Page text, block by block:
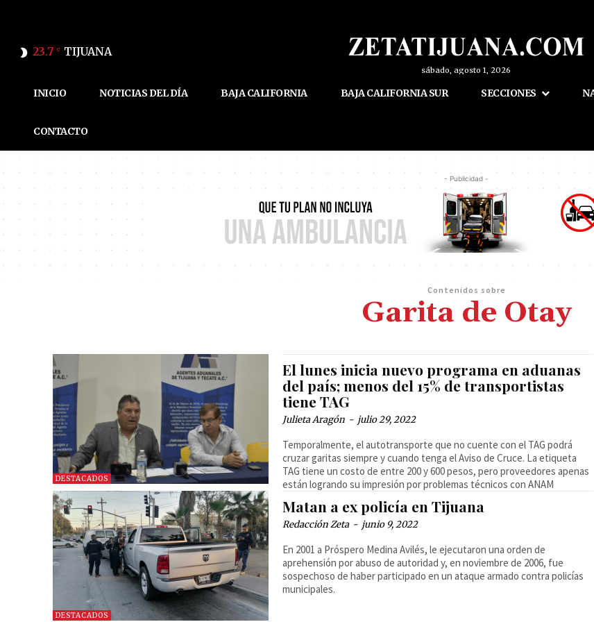
23.7 C TIJUANA
sábado, agosto 1, 2026
INICIO NOTICIAS DEL DÍA BAJA CALIFORNIA BAJA CALIFORNIA SUR SECCIONES
CONTACTO
- Publicidad -
Contenidos sobre
Garita de Otay
DESTACADOS
El lunes inicia nuevo programa en aduanas
del país; menos del 15% de transportistas
tiene TAG
Julieta Aragón - julio 29, 2022
Temporalmente, el autotransporte que no cuente con el TAG podrá
cruzar garitas siempre y cuando tenga el Aviso de Cruce. La etiqueta
TAG tiene un costo de entre 200 y 600 pesos, pero proveedores apenas
están logrando su impresión por problemas técnicos con ANAM
DESTACADOS
Matan a ex policía en Tijuana
Redacción Zeta - junio 9, 2022
En 2001 a Próspero Medina Avilés, le ejecutaron una orden de
aprehensión por abuso de autoridad y, en noviembre de 2006, fue
sospechoso de haber participado en un ataque armado contra policías
municipales.